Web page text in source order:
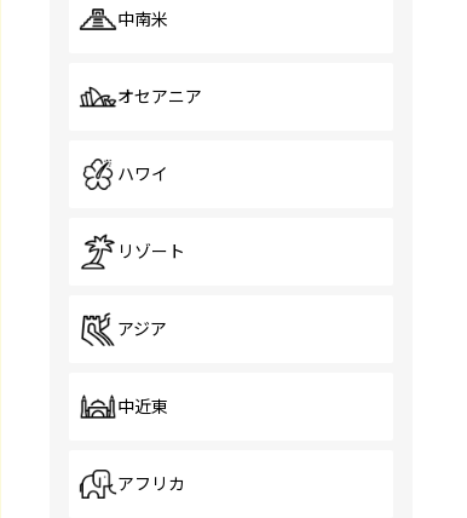
中南米
オセアニア
ハワイ
リゾート
アジア
中近東
アフリカ